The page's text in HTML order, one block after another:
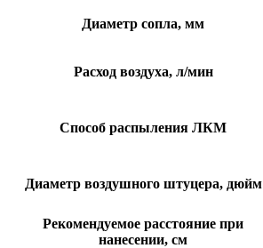
Диаметр сопла, мм
Расход воздуха, л/мин
Способ распыления ЛКМ
Диаметр воздушного штуцера, дюйм
Рекомендуемое расстояние при
нанесении, см